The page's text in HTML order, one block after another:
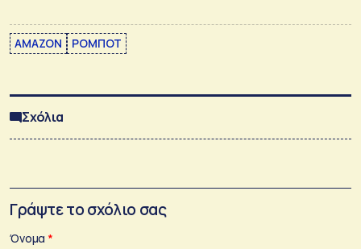
AMAZON ΡΟΜΠΟΤ
Σχόλια
Γράψτε το σχόλιο σας
Όνομα